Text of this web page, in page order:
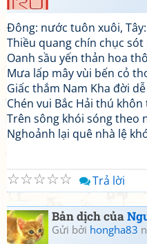
Đông: nước tuôn xuôi,
Thiều quang chín chục sót
Oanh sầu yến thản hoa
Mưa lấp mây vùi bến cỏ
Giấc thắm Nam Kha đời dễ
Chén vui Bắc Hải thú khôn
Trên sông khói sóng theo
Nghoảnh lại quê nhà lệ
☆
☆
☆
☆
☆ Trả lời
Bản dịch của
Gửi bởi hongha83